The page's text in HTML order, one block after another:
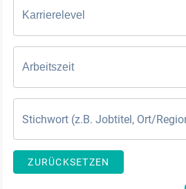
Karrierelevel
Arbeitszeit
ZURÜCKSETZEN